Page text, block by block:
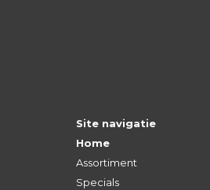
Site navigatie
Home
Assortiment
Specials